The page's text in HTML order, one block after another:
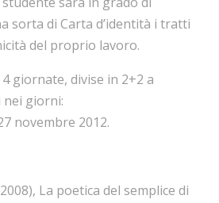
sorta di Carta d’identità i tratti
del proprio lavoro.
giornate, divise in 2+2 a
nei giorni:
novembre 2012.
La poetica del semplice di